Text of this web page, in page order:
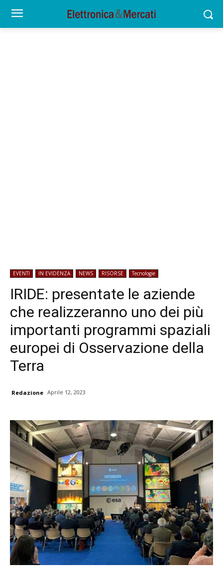
EVENTI IN EVIDENZA NEWS RISORSE Tecnologie
IRIDE: presentate le aziende
che realizzeranno uno dei più
importanti programmi spaziali
europei di Osservazione della
Terra
Redazione Aprile 12, 2023